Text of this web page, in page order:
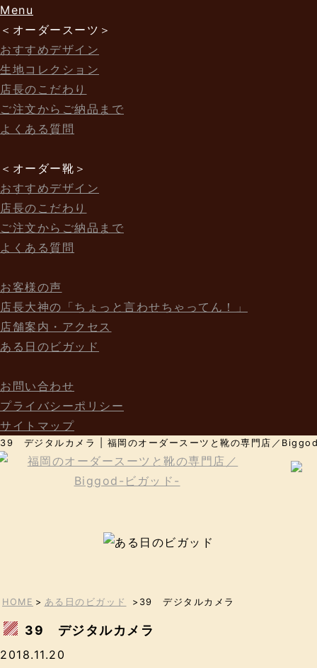
Menu
＜オーダースーツ＞
おすすめデザイン
生地コレクション
店長のこだわり
ご注文からご納品まで
よくある質問
＜オーダー靴＞
おすすめデザイン
店長のこだわり
ご注文からご納品まで
よくある質問
お客様の声
店長大神の「ちょっと言わせちゃってん！」
店舗案内・アクセス
ある日のビガッド
お問い合わせ
プライバシーポリシー
サイトマップ
39 デジタルカメラ | 福岡のオーダースーツと靴の専門店／
HOME > ある日のビガッド >39 デジタルカメラ
39 デジタルカメラ
2018.11.20